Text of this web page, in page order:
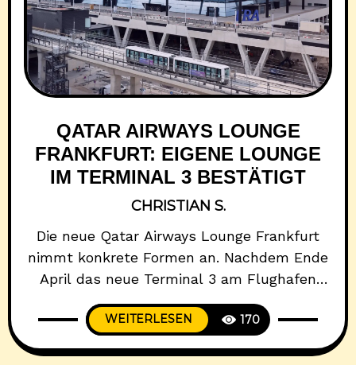
QATAR AIRWAYS LOUNGE
FRANKFURT: EIGENE LOUNGE
IM TERMINAL 3 BESTÄTIGT
CHRISTIAN S.
Die neue Qatar Airways Lounge Frankfurt
nimmt konkrete Formen an. Nachdem Ende
April das neue Terminal 3 am Flughafen
Frankfurt den Betrieb aufgenommen hat
und zahlreiche Airlines vom bisherigen
Terminal 2 umgezogen sind, steht nun fest:
WEITERLESEN 170